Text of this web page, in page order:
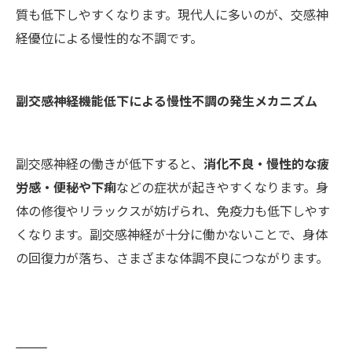
質も低下しやすくなります。現代人に多いのが、交感神
経優位による慢性的な不調です。
副交感神経機能低下による慢性不調の発生メカニズム
副交感神経の働きが低下すると、 消化不良・慢性的な疲
労感・便秘や下痢などの症状が起きやすくなります。身
体の修復やリラックスが妨げられ、免疫力も低下しやす
くなります。副交感神経が十分に働かないことで、身体
の回復力が落ち、さまざまな体調不良につながります。